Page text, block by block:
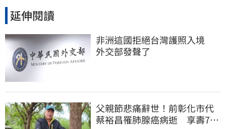
延伸閱讀
非洲這國拒絕台灣護照入境
外交部發聲了
父親節悲痛辭世！前彰化市代
蔡裕昌罹肺腺癌病逝 享壽71